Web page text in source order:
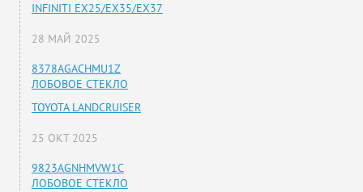
INFINITI EX25/EX35/EX37
28 МАЙ 2025
8378AGACHMU1Z
ЛОБОВОЕ СТЕКЛО
TOYOTA LANDCRUISER
25 ОКТ 2025
9823AGNHMVW1C
ЛОБОВОЕ СТЕКЛО